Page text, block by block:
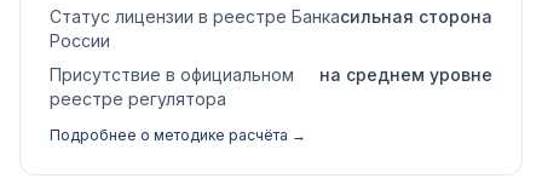
Статус лицензии в реестре Банка
России
сильная сторона
Присутствие в официальном
реестре регулятора
на среднем уровне
Подробнее о методике расчёта →